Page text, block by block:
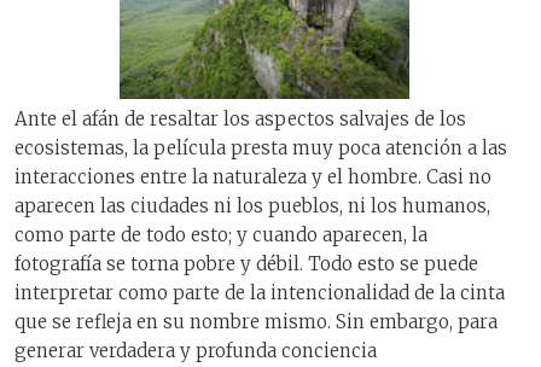
Ante el afán de resaltar los aspectos salvajes de los
ecosistemas, la película presta muy poca atención a las
interacciones entre la naturaleza y el hombre. Casi no
aparecen las ciudades ni los pueblos, ni los humanos,
como parte de todo esto; y cuando aparecen, la
fotografía se torna pobre y débil. Todo esto se puede
interpretar como parte de la intencionalidad de la cinta
que se refleja en su nombre mismo. Sin embargo, para
generar verdadera y profunda conciencia